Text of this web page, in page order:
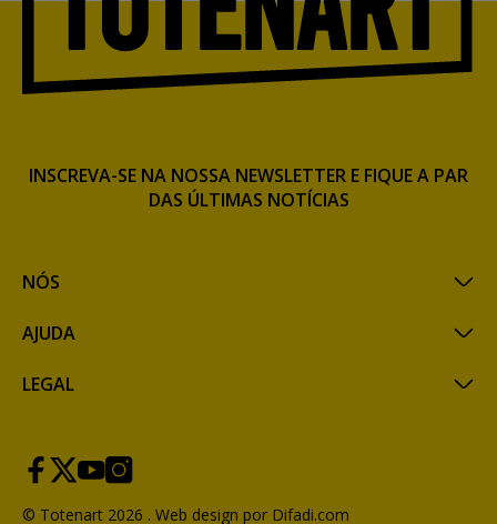
NÓS
AJUDA
LEGAL
INSCREVA-SE NA NOSSA NEWSLETTER E FIQUE A PAR
DAS ÚLTIMAS NOTÍCIAS
© Totenart 2026 . Web design por Difadi.com